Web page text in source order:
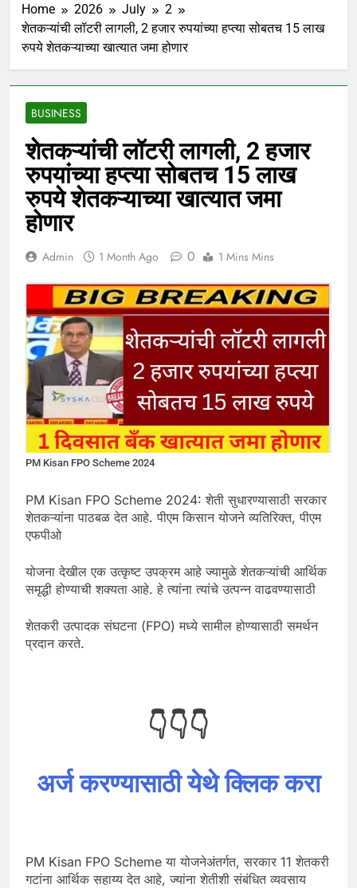
Home 2026 July
2
शेतकऱ्यांची लॉटरी लागली, 2 हजार रुपयांच्या हप्त्या सोबतच 15 लाख
रुपये शेतकऱ्याच्या खात्यात जमा होणार
BUSINESS
शेतकऱ्यांची लॉटरी लागली, 2 हजार
रुपयांच्या हप्त्या सोबतच 15 लाख
रुपये शेतकऱ्याच्या खात्यात जमा
होणार
Admin 1 Month Ago 0 1 Mins Mins
PM Kisan FPO Scheme 2024
PM Kisan FPO Scheme 2024: शेती सुधारण्यासाठी सरकार
शेतकऱ्यांना पाठबळ देत आहे. पीएम किसान योजने व्यतिरिक्त, पीएम
एफपीओ
योजना देखील एक उत्कृष्ट उपक्रम आहे ज्यामुळे शेतकऱ्यांची आर्थिक
समृद्धी होण्याची शक्यता आहे. हे त्यांना त्यांचे उत्पन्न वाढवण्यासाठी
शेतकरी उत्पादक संघटना (FPO) मध्ये सामील होण्यासाठी समर्थन
प्रदान करते.
👇👇👇
अर्ज करण्यासाठी येथे क्लिक करा
PM Kisan FPO Scheme या योजनेअंतर्गत, सरकार 11 शेतकरी
गटांना आर्थिक सहाय्य देत आहे, ज्यांना शेतीशी संबंधित व्यवसाय